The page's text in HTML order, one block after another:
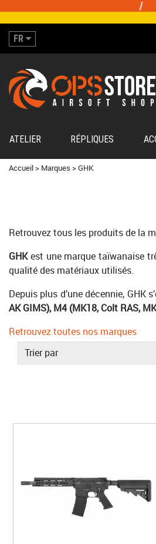
FR
ATELIER RÉPLIQUES
Accueil> Marques >GHK
Retrouvez tous les produits de la
GHKest une marque taïwanaise
qualité des matériaux utilisés.
Depuis plus d’une décennie, GHK
AK GIMS), M4 (MK18, Colt RAS,
Retrouvez toutes nos marques
Trier par